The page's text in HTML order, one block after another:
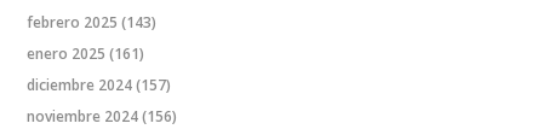
febrero 2025 (143)
enero 2025 (161)
diciembre 2024(157)
noviembre 2024(156)